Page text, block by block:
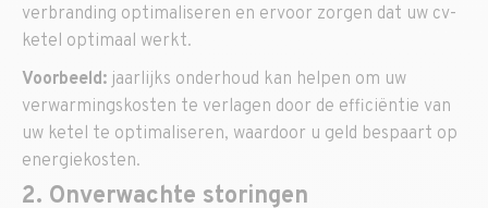
verbranding optimaliseren en ervoor zorgen dat uw cv-
ketel optimaal werkt.
Voorbeeld: jaarlijks onderhoud kan helpen om uw
verwarmingskosten te verlagen door de efficiëntie van
uw ketel te optimaliseren, waardoor u geld bespaart op
energiekosten.
2. Onverwachte storingen